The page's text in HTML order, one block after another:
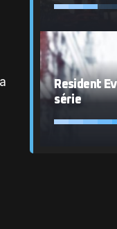
Resident
série